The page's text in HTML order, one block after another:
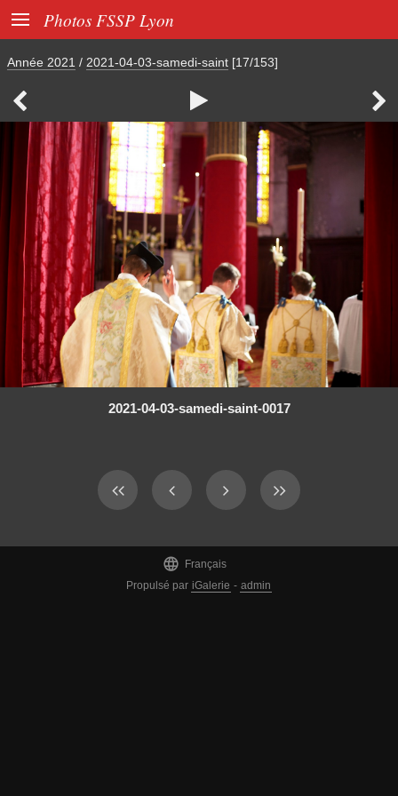
 Photos FSSP Lyon
Année 2021 / 2021-04-03-samedi-saint [17/153]
  
2021-04-03-samedi-saint-0017

Français
Propulsé par iGalerie - admin